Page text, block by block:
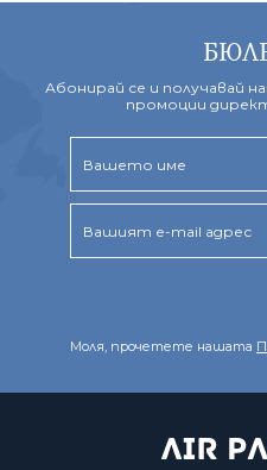
Абонирай се и получавай
промоции
Моля, прочетете нашата